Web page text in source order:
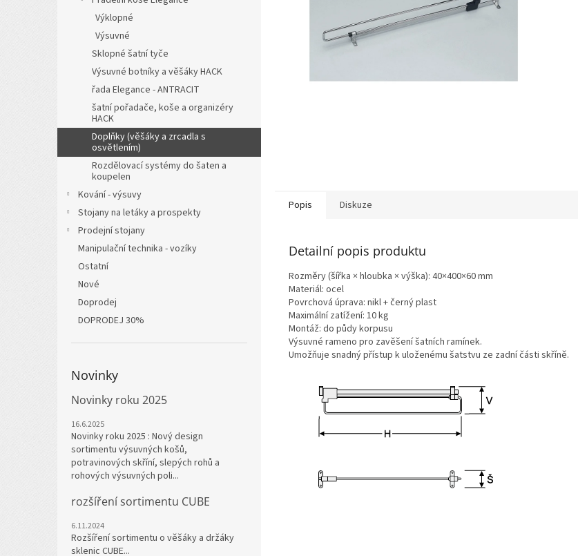
Výklopné
Výsuvné
Sklopné šatní tyče
Výsuvné botníky a věšáky HACK
řada Elegance - ANTRACIT
šatní pořadače, koše a organizéry
HACK
Doplňky (věšáky a zrcadla s
osvětlením)
Rozdělovací systémy do šaten a
koupelen
Kování - výsuvy
Stojany na letáky a prospekty
Prodejní stojany
Manipulační technika - vozíky
Ostatní
Nové
Doprodej
DOPRODEJ 30%
Novinky
Novinky roku 2025
16.6.2025
Novinky roku 2025 : Nový design
sortimentu výsuvných košů,
potravinových skříní, slepých rohů a
rohových výsuvných poli...
rozšíření sortimentu CUBE
6.11.2024
Rozšíření sortimentu o věšáky a držáky
sklenic CUBE...
Popis Diskuze
Detailní popis produktu
Rozměry (šířka × hloubka × výška): 40×400×60 mm
Materiál: ocel
Povrchová úprava: nikl + černý plast
Maximální zatížení: 10 kg
Montáž: do půdy korpusu
Výsuvné rameno pro zavěšení šatních ramínek.
Umožňuje snadný přístup k uloženému šatstvu ze zadní části skříně.